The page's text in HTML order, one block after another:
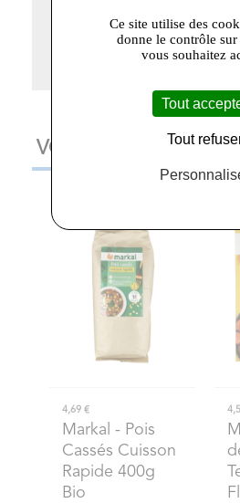
VOUS AIMEREZ AUSSI
4,69 €
Markal - Pois
Cassés Cuisson
Rapide 400g
Bio
Ce site utilise des
donne le contrôle sur
vous souhaitez
Tout
Tout